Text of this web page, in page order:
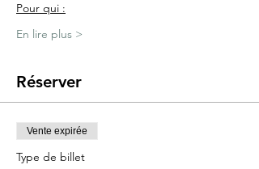
Pour qui :
En lire plus >
Réserver
Vente expirée
Type de billet